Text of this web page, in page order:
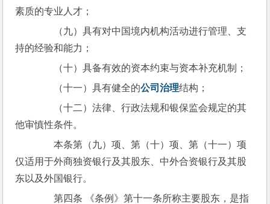
素质的专业人才；
（九）具有对中国境内机构活动进行管理、支
持的经验和能力；
（十）具备有效的资本约束与资本补充机制；
（十一）具有健全的公司治理结构；
（十二）法律、行政法规和银保监会规定的其
他审慎性条件。
本条第（九）项、第（十）项、第（十一）项
仅适用于外商独资银行及其股东、中外合资银行及其股
东以及外国银行。
第四条 《条例》第十一条所称主要股东，是指